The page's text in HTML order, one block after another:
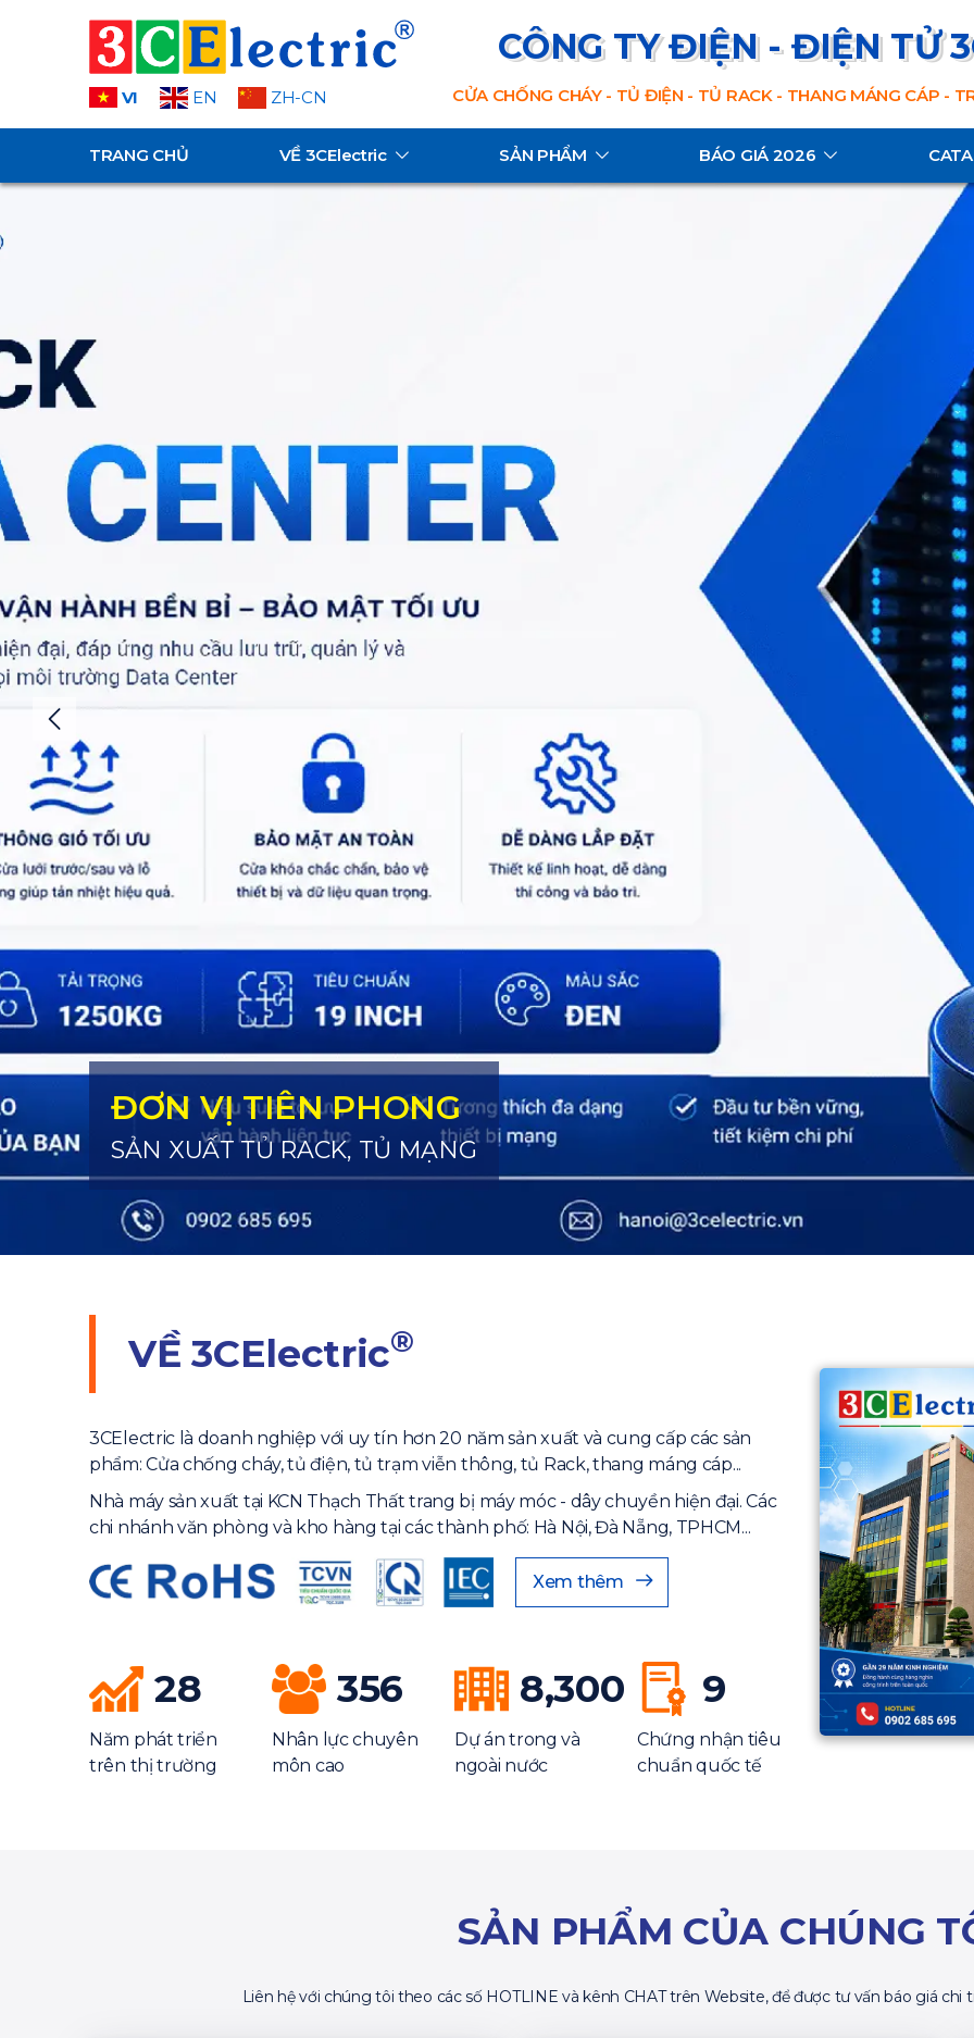
VI EN ZH-CN
CÔNG TY ĐIỆN - ĐIỆN TỬ
CỬA CHỐNG CHÁY - TỦ ĐIỆN - TỦ RACK - THANG MÁNG CÁP -
TRANG CHỦ VỀ 3CElectric SẢN PHẨM BÁO GIÁ 2026
ĐƠN VỊ TIÊN PHONG
SẢN XUẤT TỦ RACK, TỦ MẠNG
VỀ3CElectric®
3CElectric là doanh nghiệp với uy tín hơn 20 năm sản xuất và cung cấp các sản
phẩm: Cửa chống cháy, tủ điện, tủ trạm viễn thông, tủ Rack, thang máng cáp...
Nhà máy sản xuất tại KCN Thạch Thất trang bị máy móc - dây chuyền hiện đại. Các
chi nhánh văn phòng và kho hàng tại các thành phố: Hà Nội, Đà Nẵng, TPHCM...
Xem thêm
28
Năm phát triển
trên thị trường
356
Nhân lực chuyên
môn cao
8,300
Dự án trong và
ngoài nước
9
Chứng nhận tiêu
chuẩn quốc tế
SẢN PHẨM CỦA CHÚNG
Liên hệ với chúng tôi theo các số HOTLINE và kênh CHAT trên Website, để được tư vấn báo giá